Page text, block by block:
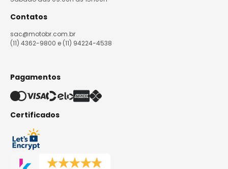
Contatos
sac@motobr.com.br
(11) 4362-9800 e (11) 94224-4538
Pagamentos
Certificados